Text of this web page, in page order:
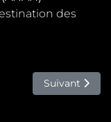
des
haussmannienne
Article
Suivant